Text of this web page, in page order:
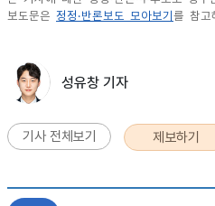
보도문은 정정·반론보도 모아보기 를 참고
성유창 기자
기사 전체보기 제보하기